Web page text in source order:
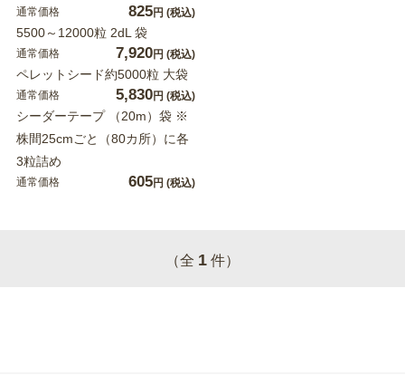
通常価格 825円 (税込)
5500～12000粒 2dL 袋
通常価格 7,920円 (税込)
ペレットシード約5000粒 大袋
通常価格 5,830円 (税込)
シーダーテープ （20m）袋 ※
株間25cmごと（80カ所）に各
3粒詰め
通常価格 605円 (税込)
（全 1 件）